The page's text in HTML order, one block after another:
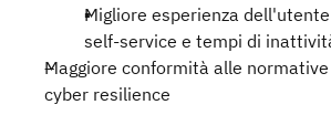
Migliore esperienza
self-service e tempi di
Maggiore conformità alle normative
cyber resilience